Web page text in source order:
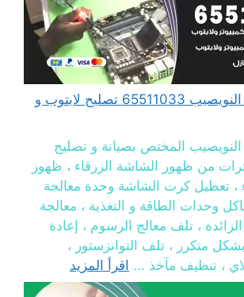
مهندس كمبيوتر النويصيب 65511033 تصليح لابتوب و
المختص بصيانة و تصليح
من ظهور الشاشة الزرقاء ، ظهور
، تعطيل كرت الشاشة وحدة معالجة
وحدات الطاقة و التغذية ، معالجة
، تلف معالج الرسوم ، إعادة
متكرر ، تلف التوانزستور ،
، تنظيف مآخذ ... اقرأ المزيد